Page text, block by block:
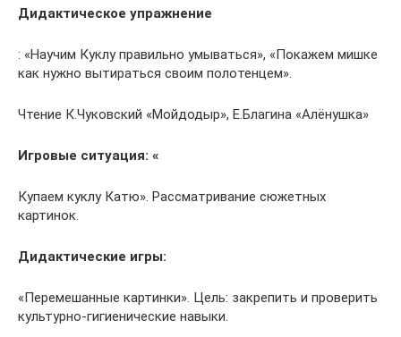
Дидактическое упражнение
: «Научим Куклу правильно умываться», «Покажем мишке
как нужно вытираться своим полотенцем».
Чтение К.Чуковский «Мойдодыр», Е.Благина «Алёнушка»
Игровые ситуация: «
Купаем куклу Катю». Рассматривание сюжетных
картинок.
Дидактические игры:
«Перемешанные картинки». Цель: закрепить и проверить
культурно-гигиенические навыки.